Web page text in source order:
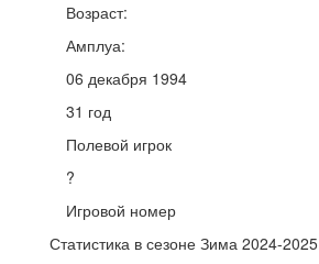
Возраст:
Амплуа:
06 декабря 1994
31 год
Полевой игрок
?
Игровой номер
Статистика в сезоне Зима 2024-2025